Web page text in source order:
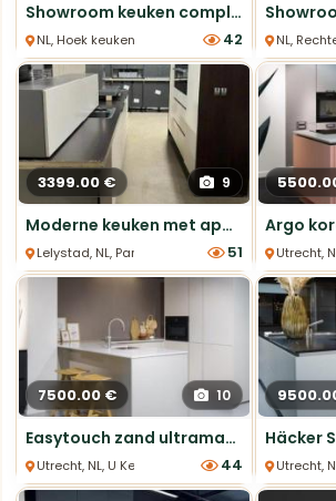
Showroom keuken compleet met apparatuur €5.245
NL, Hoek keukens 42 NL,
3399.00 € 9
Moderne keuken met apparatuur - 377 cm
Lelystad, NL, Parallel Keukens 51 Utrecht,
7500.00 € 10
Easytouch zand ultramatte U-keuken met composiet werkblad
Utrecht, NL, U Keukens 44 Utrecht,